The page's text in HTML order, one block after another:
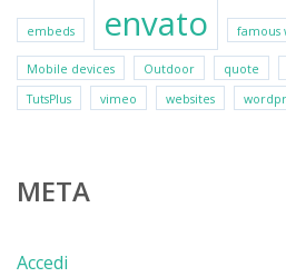
embeds envato famous
Mobile devices Outdoor quote
TutsPlus
vimeo websites
META
Accedi